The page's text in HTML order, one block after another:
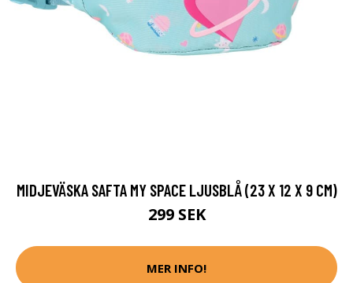
MIDJEVÄSKA SAFTA MY SPACE LJUSBLÅ (23 X 12 X 9 CM)
299 SEK
MER INFO!